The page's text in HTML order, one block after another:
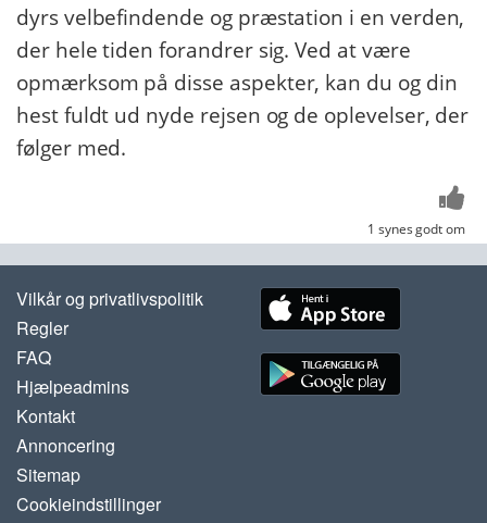
dyrs velbefindende og præstation i en verden,
der hele tiden forandrer sig. Ved at være
opmærksom på disse aspekter, kan du og din
hest fuldt ud nyde rejsen og de oplevelser, der
følger med.
1 synes godt om
Vilkår og privatlivspolitik
Regler
FAQ
Hjælpeadmins
Kontakt
Annoncering
Sitemap
Cookieindstillinger